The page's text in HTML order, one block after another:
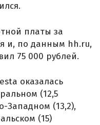
платы за
и, по данным hh.ru,
75 000 рублей.
оказалась
(12,5
Западном (13,2),
(15)